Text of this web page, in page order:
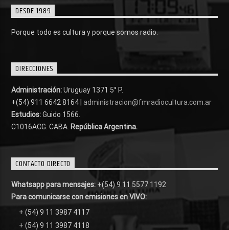
DESDE 1989
Porque todo es cultura y porque somos radio.
DIRECCIONES
Administración:Uruguay 1371 5° P.
+(54) 911 6642 8164 | administracion@fmradiocultura.com.ar
Estudios:Guido 1566.
C1016ACG . CABA. República Argentina.
CONTACTO DIRECTO
Whatsapp para mensajes: +(54) 9 11 5577 1192
Para comunicarse con emisiones en VIVO:
+ (54) 9 11 3987 4117
+ (54) 9 11 3987 4118